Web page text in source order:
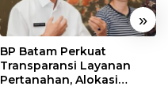
»
BP Batam Perkuat
Transparansi Layanan
Pertanahan, Alokasi